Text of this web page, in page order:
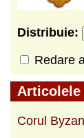
Distribuie:
Redare
Articolele
Corul